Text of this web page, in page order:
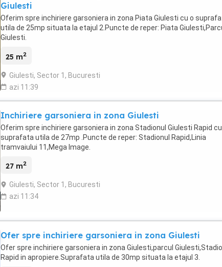
Giulesti
Oferim spre inchiriere garsoniera in zona Piata Giulesti cu o
utila de 25mp situata la etajul 2.Puncte de reper: Piata
Giulesti.
25 m2
Giulesti, Sector 1, Bucuresti
azi 11:39
Inchiriere garsoniera in zona Giulesti
Oferim spre inchiriere garsoniera in zona Stadionul Giulesti Rapid
suprafata utila de 27mp .Puncte de reper: Stadionul Rapid,Linia
tramvaiului 11,Mega Image.
27 m2
Giulesti, Sector 1, Bucuresti
azi 11:34
Ofer spre inchiriere garsoniera in zona Giulesti
Ofer spre inchiriere garsoniera in zona Giulesti,parcul
Rapid in apropiere.Suprafata utila de 30mp situata la etajul 3.